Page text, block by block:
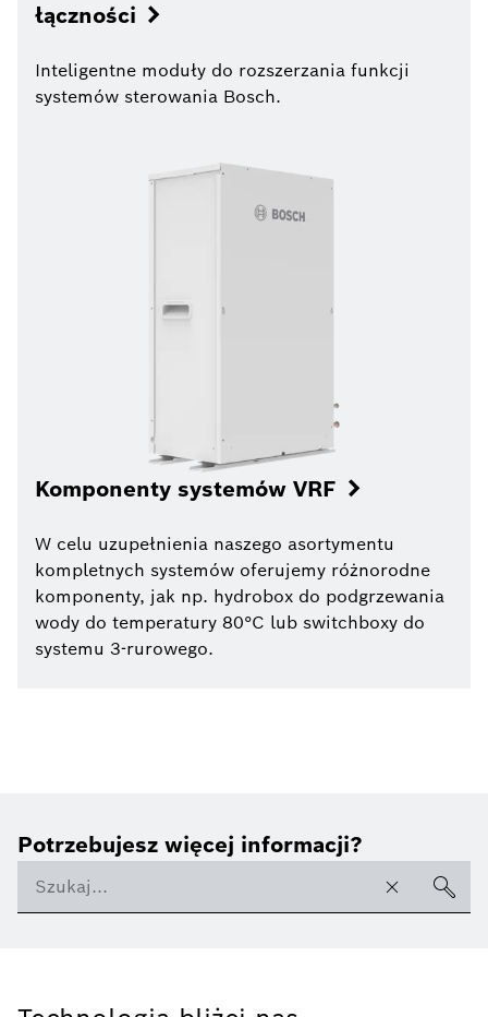
łączności
Inteligentne moduły do rozszerzania funkcji
systemów sterowania Bosch.
Komponenty systemów VRF
W celu uzupełnienia naszego asortymentu
kompletnych systemów oferujemy różnorodne
komponenty, jak np. hydrobox do podgrzewania
wody do temperatury 80°C lub switchboxy do
systemu 3-rurowego.
Potrzebujesz więcej informacji?